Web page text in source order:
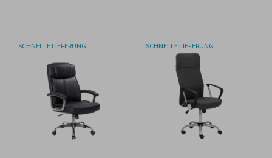
SCHNELLE LIEFERUNG SCHNELLE LIEFERUNG